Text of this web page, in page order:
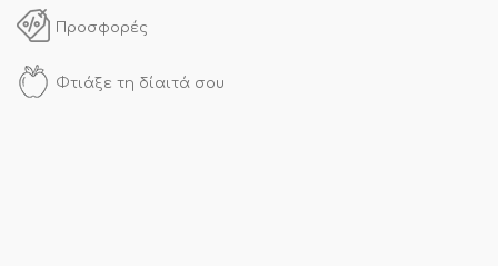
Προσφορές
Φτιάξε τη δίαιτά σου